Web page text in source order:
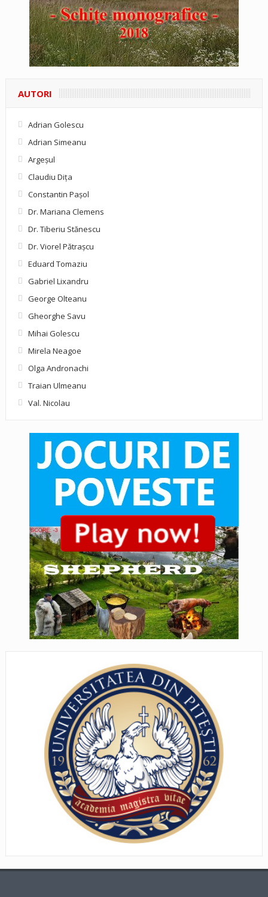
AUTORI
Adrian Golescu
Adrian Simeanu
Argeşul
Claudiu Diţa
Constantin Pașol
Dr. Mariana Clemens
Dr. Tiberiu Stănescu
Dr. Viorel Pătraşcu
Eduard Tomaziu
Gabriel Lixandru
George Olteanu
Gheorghe Savu
Mihai Golescu
Mirela Neagoe
Olga Andronachi
Traian Ulmeanu
Val. Nicolau